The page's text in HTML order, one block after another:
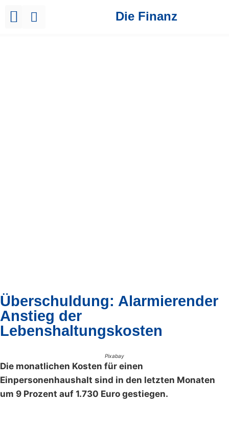
Die Finanz
Überschuldung: Alarmierender
Anstieg der
Lebenshaltungskosten
Pixabay
Die monatlichen Kosten für einen
Einpersonenhaushalt sind in den letzten Monaten
um 9 Prozent auf 1.730 Euro gestiegen.